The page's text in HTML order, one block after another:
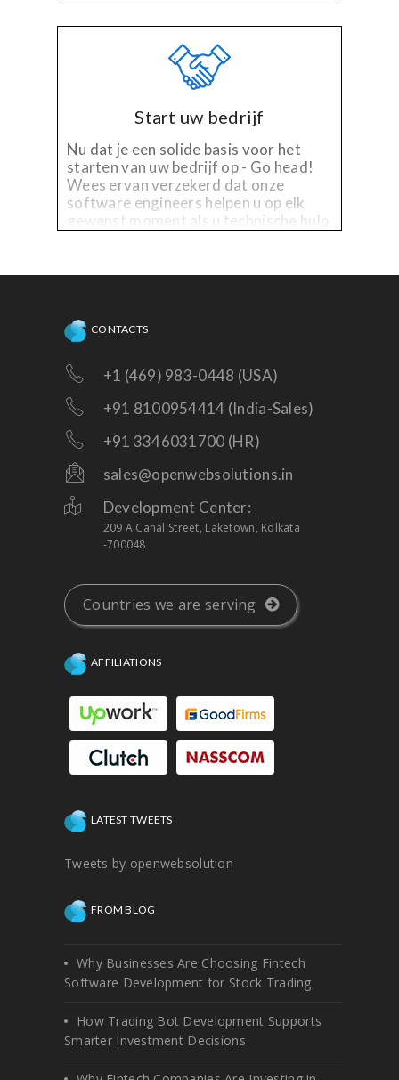
Start uw bedrijf
Nu dat je een solide basis voor het
starten van uw bedrijf op - Go head!
Wees ervan verzekerd dat onze
software engineers helpen u op elk
gewenst moment als u technische hulp
CONTACTS
+1 (469) 983-0448 (USA)
+91 8100954414 (India-Sales)
+91 3346031700 (HR)
sales@openwebsolutions.in
Development Center:
209 A Canal Street, Laketown, Kolkata
-700048
Countries we are serving
AFFILIATIONS
LATEST TWEETS
Tweets by openwebsolution
FROM BLOG
Why Businesses Are Choosing Fintech
Software Development for Stock Trading
How Trading Bot Development Supports
Smarter Investment Decisions